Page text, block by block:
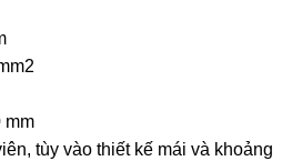
mm
tùy vào thiết kế mái và khoảng